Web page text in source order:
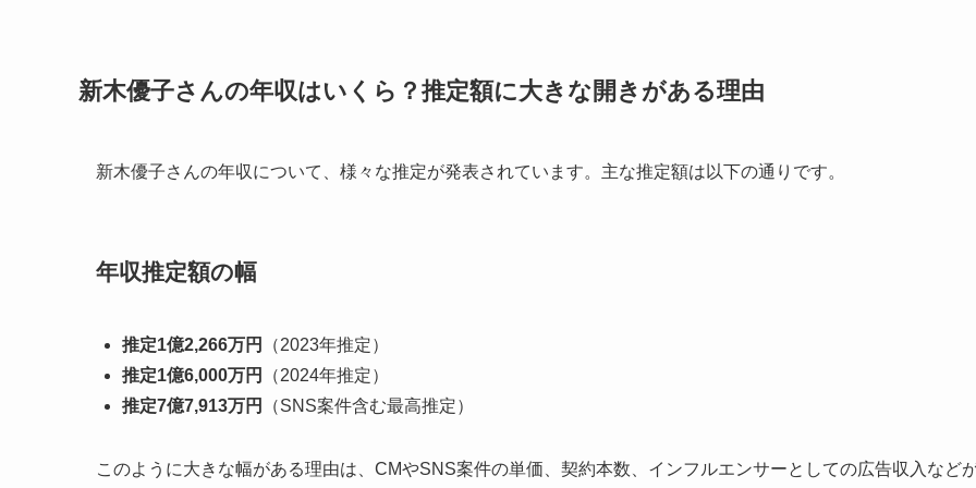
新木優子さんの年収はいくら？推定額に大きな開きがある理由
新木優子さんの年収について、様々な推定が発表されています。主な推定額は以下の通りです。
年収推定額の幅
推定1億2,266万円
（2023年推定）
推定1億6,000万円
（2024年推定）
推定7億7,913万円
（SNS案件含む最高推定）
このように大きな幅がある理由は、CMやSNS案件の単価、契約本数、インフルエンサーとしての広告収入など